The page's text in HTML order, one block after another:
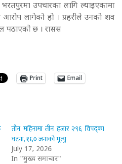
उपचारका लागि ल्याइएकामा
आरोप लागेको हो । प्रहरीले उनको शव
पठाएको छ । रासस
Print Email
तीन महिनामा तीन हजार २९६ विपद्का
घटना, १६० जनाको मृत्यु
July 17, 2026
In "मुख्य समाचार"